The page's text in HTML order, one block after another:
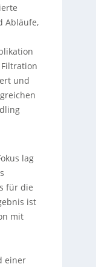
Abläufe,
und
lag
für die
ist
mit
einer